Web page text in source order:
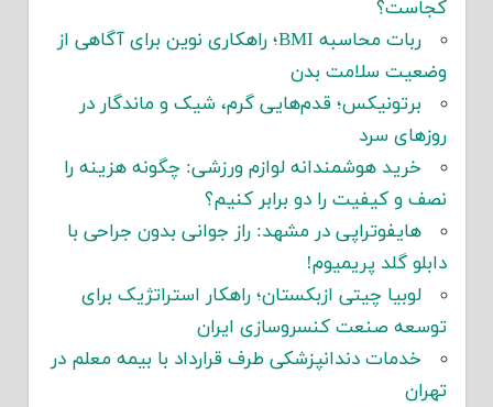
کجاست؟
ربات محاسبه BMI؛ راهکاری نوین برای آگاهی از
وضعیت سلامت بدن
برتونیکس؛ قدم‌هایی گرم، شیک و ماندگار در
روزهای سرد
خرید هوشمندانه لوازم ورزشی: چگونه هزینه را
نصف و کیفیت را دو برابر کنیم؟
هایفوتراپی در مشهد: راز جوانی بدون جراحی با
دابلو گلد پریمیوم!
لوبیا چیتی ازبکستان؛ راهکار استراتژیک برای
توسعه صنعت کنسروسازی ایران
خدمات دندانپزشکی طرف قرارداد با بیمه معلم در
تهران